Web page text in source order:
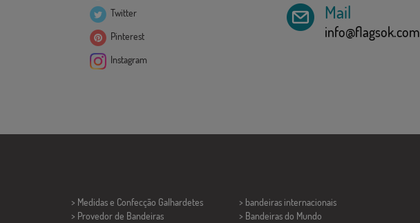
Twitter
Pinterest
Instagram
Mail
info@flagsok.com
> Medidas e Confecção Galhardetes
> Provedor de Bandeiras
> bandeiras internacionais
> Bandeiras do Mundo